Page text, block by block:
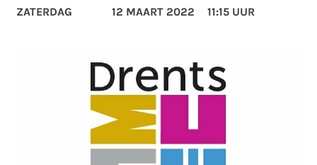
ZATERDAG 12 MAART 2022 11:15 UUR